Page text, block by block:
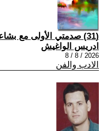
(31) صدمتي الأولى مع بشاعة الاحتلال في سبتة..!!
ادريس الواغيش
2026 / 8 / 8
الادب والفن